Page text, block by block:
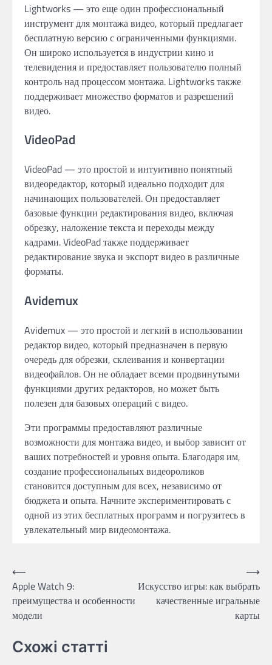
Lightworks — это еще один профессиональный
инструмент для монтажа видео, который предлагает
бесплатную версию с ограниченными функциями.
Он широко используется в индустрии кино и
телевидения и предоставляет пользователю полный
контроль над процессом монтажа. Lightworks также
поддерживает множество форматов и разрешений
видео.
VideoPad
VideoPad — это простой и интуитивно понятный
видеоредактор, который идеально подходит для
начинающих пользователей. Он предоставляет
базовые функции редактирования видео, включая
обрезку, наложение текста и переходы между
кадрами. VideoPad также поддерживает
редактирование звука и экспорт видео в различные
форматы.
Avidemux
Avidemux — это простой и легкий в использовании
редактор видео, который предназначен в первую
очередь для обрезки, склеивания и конвертации
видеофайлов. Он не обладает всеми продвинутыми
функциями других редакторов, но может быть
полезен для базовых операций с видео.
Эти программы предоставляют различные
возможности для монтажа видео, и выбор зависит от
ваших потребностей и уровня опыта. Благодаря им,
создание профессиональных видеороликов
становится доступным для всех, независимо от
бюджета и опыта. Начните экспериментировать с
одной из этих бесплатных программ и погрузитесь в
увлекательный мир видеомонтажа.
Навигация
по
записям
⟵
Apple Watch 9:
преимущества и особенности
модели
Искусство игры: как выбрать
качественные игральные
карты
⟶
Схожі статті